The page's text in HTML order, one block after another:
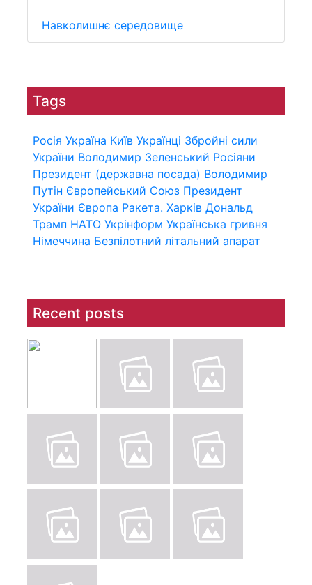
Навколишнє середовище
Tags
Росія Україна Київ Українці Збройні сили
України Володимир Зеленський Росіяни
Президент (державна посада) Володимир
Путін Європейський Союз Президент
України Європа Ракета. Харків Дональд
Трамп НАТО Укрінформ Українська гривня
Німеччина Безпілотний літальний апарат
Recent posts